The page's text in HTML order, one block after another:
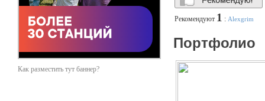
Как разместить тут баннер?
4. Мастер-классы по
5. Помимо
Награждение призеров
Рекомендуют 1 : Alexgrim
Портфолио